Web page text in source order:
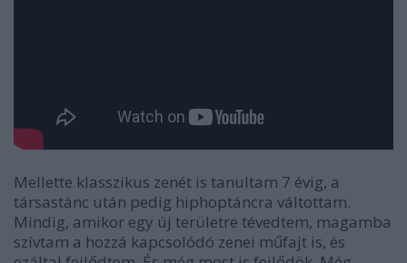
Mellette klasszikus zenét is tanultam 7 évig, a
társastánc után pedig hiphoptáncra váltottam.
Mindig, amikor egy új területre tévedtem, magamba
szívtam a hozzá kapcsolódó zenei műfajt is, és